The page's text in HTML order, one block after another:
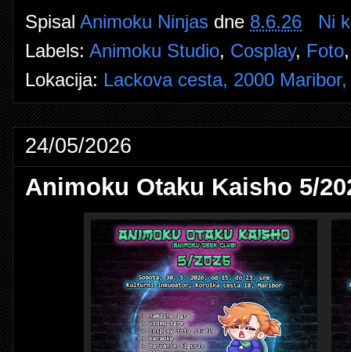
Spisal Animoku Ninjas dne 8.6.26
Ni
Labels: Animoku Studio, Cosplay, Foto
Lokacija: Lackova cesta, 2000
24/05/2026
Animoku Otaku Kaisho 5/